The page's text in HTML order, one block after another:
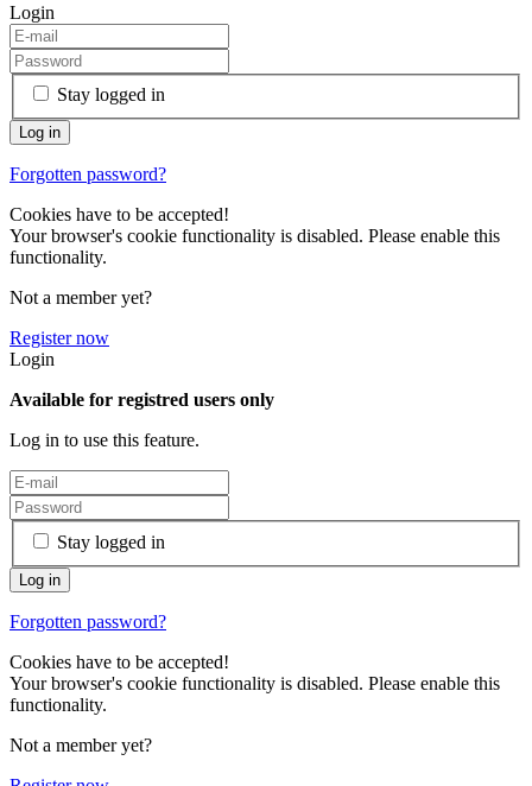
Login
Stay logged in
Forgotten password?
Cookies have to be accepted!
Your browser's cookie functionality is disabled. Please enable this
functionality.
Not a member yet?
Register now
Login
Available for registred users only
Log in to use this feature.
Stay logged in
Forgotten password?
Cookies have to be accepted!
Your browser's cookie functionality is disabled. Please enable this
functionality.
Not a member yet?